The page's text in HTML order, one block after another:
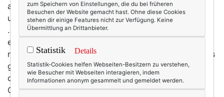
angesichts meiner großen Begeisterung für Schlösser
und Burgen – in einem früheren Leben zweifelsfrei war
…)! Entspannen, im Schlosspark spazieren, lecker
essen und zwischendrin ein paar Gedanken zum
nächsten Buch (ein Roman! Du erinnerst dich sicher: Es
geht um Daisy …) notieren! Was für ein Glück, dass
dieses kleine feine Schloss-Wochenende Anfang
Oktober noch möglich war …
zum Speichern von Einstellungen, die du bei früheren
Besuchen der Website gemacht hast. Ohne diese Cookies
stehen dir einige Features nicht zur Verfügung. Keine
Übermittlung an Drittanbieter.
Statistik Details
Statistik-Cookies helfen Webseiten-Besitzern zu verstehen,
wie Besucher mit Webseiten interagieren, indem
Informationen anonym gesammelt und gemeldet werden.